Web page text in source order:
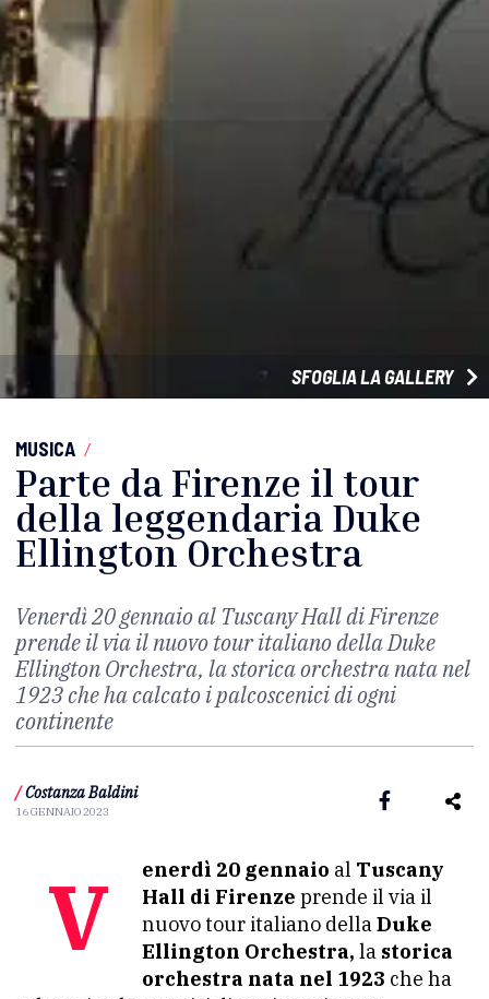
SFOGLIA LA GALLERY
MUSICA /
Parte da Firenze il tour
della leggendaria Duke
Ellington Orchestra
Venerdì 20 gennaio al Tuscany Hall di Firenze
prende il via il nuovo tour italiano della Duke
Ellington Orchestra, la storica orchestra nata nel
1923 che ha calcato i palcoscenici di ogni
continente
/ Costanza Baldini
16 GENNAIO 2023
Venerdì 20 gennaio al Tuscany
Hall di Firenze prende il via il
nuovo tour italiano dellaDuke
Ellington Orchestra, la storica
orchestra nata nel 1923 che ha